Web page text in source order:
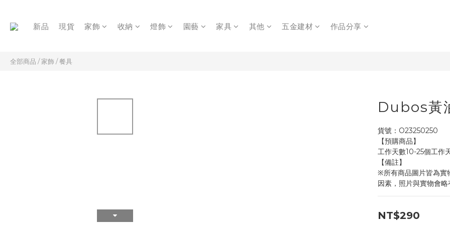
新品 現貨 家飾 收納 燈飾 園藝 家具 其他 五金建材 作品分享
全部商品 /家飾 /餐具
Dubos黃
貨號：O23250250
【預購商品】
工作天數10-25個工作
【備註】
※所有商品圖片皆為實
因素，照片與實物會
NT$290